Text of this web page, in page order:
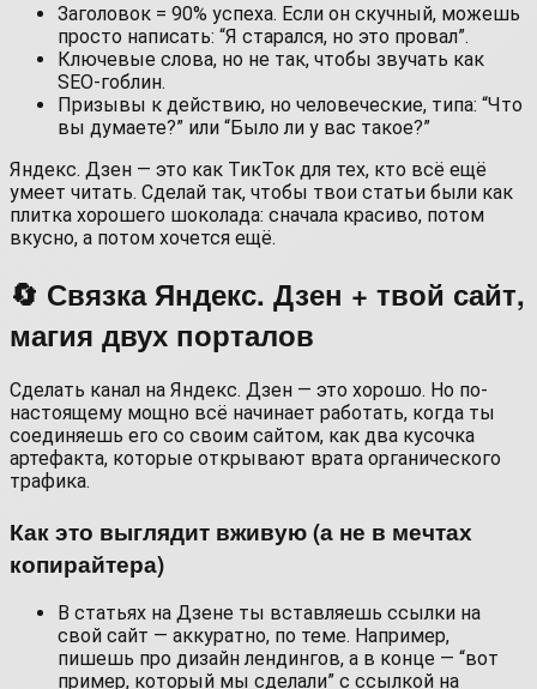
Заголовок = 90% успеха. Если он скучный, можешь
просто написать: “Я старался, но это провал”.
Ключевые слова, но не так, чтобы звучать как
SEO-гоблин.
Призывы к действию, но человеческие, типа: “Что
вы думаете?” или “Было ли у вас такое?”
Яндекс. Дзен — это как ТикТок для тех, кто всё ещё
умеет читать. Сделай так, чтобы твои статьи были как
плитка хорошего шоколада: сначала красиво, потом
вкусно, а потом хочется ещё.
🔄 Связка Яндекс. Дзен + твой сайт,
магия двух порталов
Сделать канал на Яндекс. Дзен — это хорошо. Но по-
настоящему мощно всё начинает работать, когда ты
соединяешь его со своим сайтом, как два кусочка
артефакта, которые открывают врата органического
трафика.
Как это выглядит вживую (а не в мечтах
копирайтера)
В статьях на Дзене ты вставляешь ссылки на
свой сайт — аккуратно, по теме. Например,
пишешь про дизайн лендингов, а в конце — “вот
пример, который мы сделали” с ссылкой на